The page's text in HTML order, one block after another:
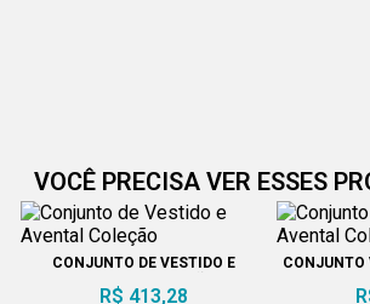
VOCÊ PRECISA VER ESSES
CONJUNTO DE VESTIDO E
R$ 413,28
CONJUNTO